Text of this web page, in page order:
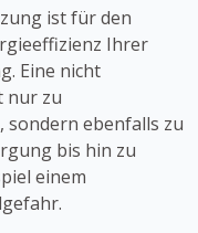
ist für den
Ihrer
Eine nicht
nur zu
ebenfalls zu
bis hin zu
einem